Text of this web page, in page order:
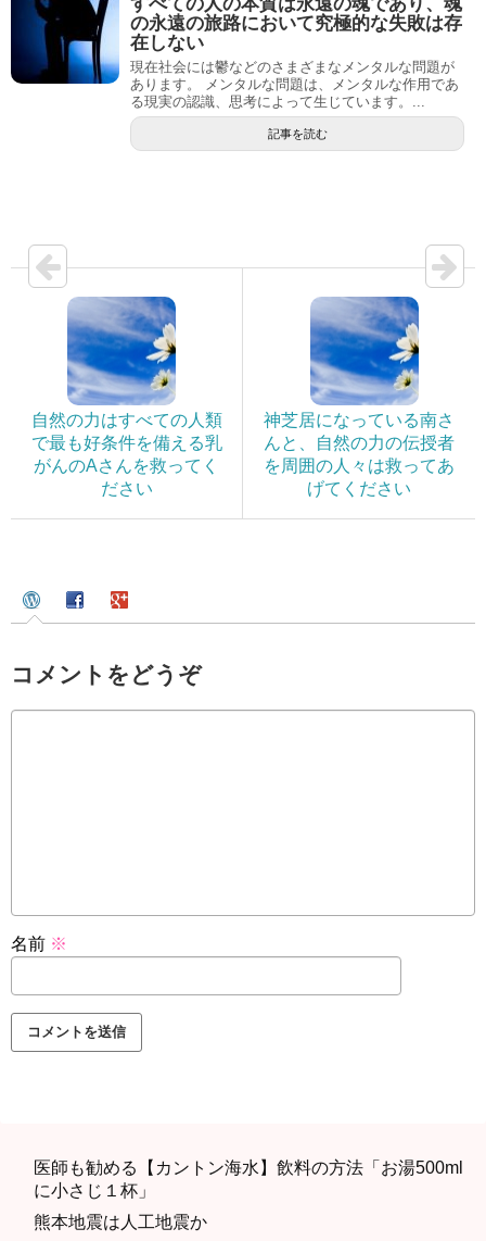
の永遠の旅路において究極的な失敗は存
在しない
現在社会には鬱などのさまざまなメンタルな問題が
あります。 メンタルな問題は、メンタルな作用であ
る現実の認識、思考によって生じています。...
記事を読む
自然の力はすべての人類
で最も好条件を備える乳
がんのAさんを救ってく
ださい
神芝居になっている南さ
んと、自然の力の伝授者
を周囲の人々は救ってあ
げてください
コメントをどうぞ
名前 ※
医師も勧める【カントン海水】飲料の方法「お湯500ml
に小さじ１杯」
熊本地震は人工地震か